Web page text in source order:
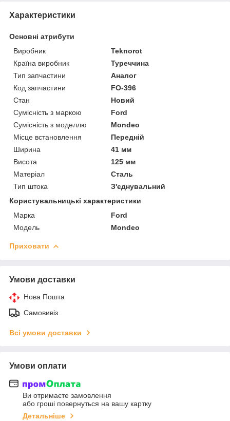
Характеристики
Основні атрибути
Виробник
Teknorot
Країна виробник
Туреччина
Тип запчастини
Аналог
Код запчастини
FO-396
Стан
Новий
Сумісність з маркою
Ford
Сумісність з моделлю
Mondeo
Місце встановлення
Передній
Ширина
41 мм
Висота
125 мм
Матеріал
Сталь
Тип штока
З'єднувальний
Користувальницькі характеристики
Марка
Ford
Модель
Mondeo
Приховати
Умови доставки
Нова Пошта
Самовивіз
Всі умови доставки
Умови оплати
Ви отримаєте замовлення
або гроші повернуться на вашу картку
Детальніше